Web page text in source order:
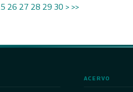
26 27 28 29 30 > >>
ACERVO